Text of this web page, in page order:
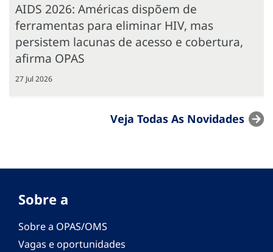
AIDS 2026: Américas dispõem de
ferramentas para eliminar HIV, mas
persistem lacunas de acesso e cobertura,
afirma OPAS
27 Jul 2026
Veja Todas As Novidades
Sobre a
Sobre a OPAS/OMS
Vagas e oportunidades